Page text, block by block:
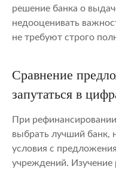
решение банка о
недооценивать
не требуют строго
Сравнение
запутаться в
При
выбрать лучший банк,
условия с
учреждений.